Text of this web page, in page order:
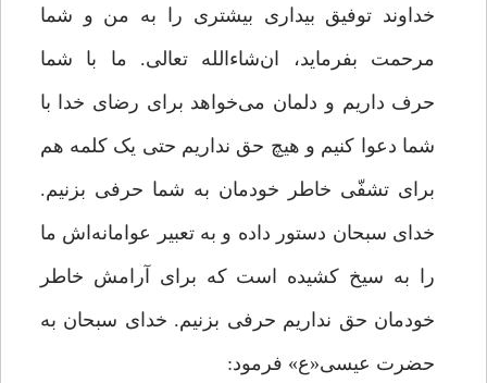
خداوند توفیق بیداری بیشتری را به من و شما
مرحمت بفرماید، ان‌شاءالله ‌تعالی. ما با شما
حرف داریم و دلمان می‌خواهد برای رضای خدا با
شما دعوا کنیم و هیچ حق نداریم حتی یک کلمه هم
برای تشفّی خاطر خودمان به شما حرفی بزنیم.
خدای سبحان دستور داده و به تعبیر عوامانه‌اش ما
را به سیخ کشیده است که برای آرامش خاطر
خودمان حق نداریم حرفی بزنیم. خدای سبحان به
حضرت عیسی«ع» فرمود: